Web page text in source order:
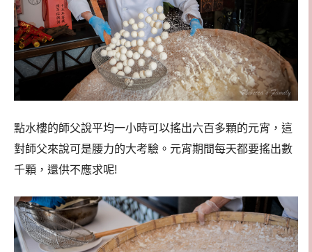
點水樓的師父說平均一小時可以搖出六百多顆的元宵，這
對師父來說可是腰力的大考驗。元宵期間每天都要搖出數
千顆，還供不應求呢!